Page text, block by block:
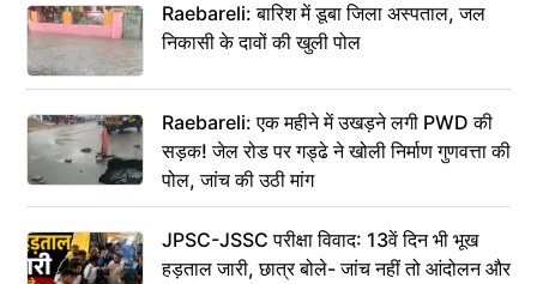
Raebareli: बारिश में डूबा जिला अस्पताल, जल
निकासी के दावों की खुली पोल
Raebareli: एक महीने में उखड़ने लगी PWD की
सड़क! जेल रोड पर गड्ढे ने खोली निर्माण गुणवत्ता की
पोल, जांच की उठी मांग
JPSC-JSSC परीक्षा विवाद: 13वें दिन भी भूख
हड़ताल जारी, छात्र बोले- जांच नहीं तो आंदोलन और